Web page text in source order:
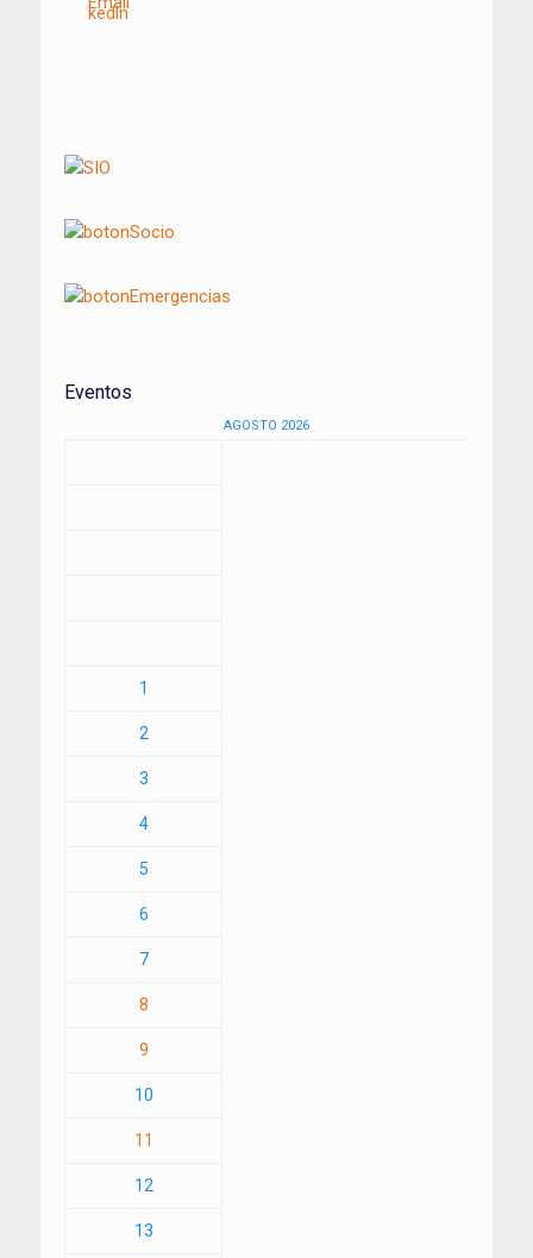
entradas
Eventos
AGOSTO 2026
1
2
3
4
5
6
7
8
9
10
11
12
13